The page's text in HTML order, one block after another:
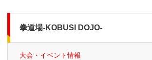
拳道場-KOBUSI DOJO-
大会・イベント情報